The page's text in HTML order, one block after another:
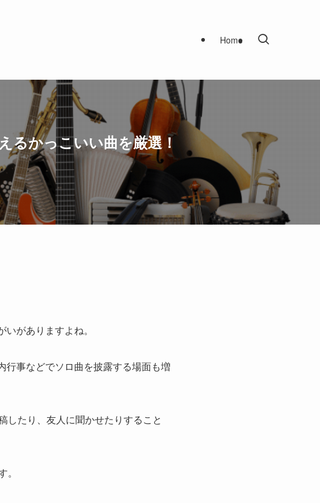
Home
るかっこいい曲を厳選！
がありますよね。
事などでソロ曲を披露する場面も増
したり、友人に聞かせたりすること